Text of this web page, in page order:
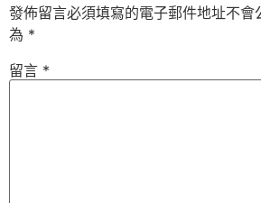
發佈留言必須填寫的電子郵件地址不會
為 *
留言 *